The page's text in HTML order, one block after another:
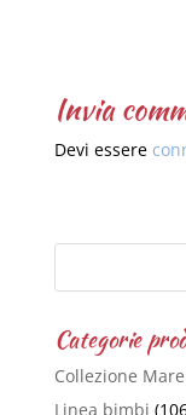
Invia
Devi essere
Categorie
Collezione
Linea bimbi